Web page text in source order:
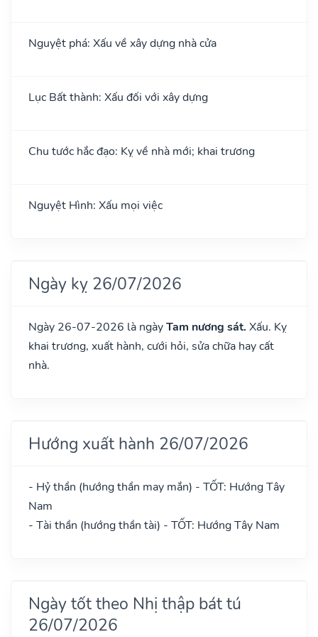
Nguyệt phá: Xấu về xây dựng nhà cửa
Lục Bất thành: Xấu đối với xây dựng
Chu tước hắc đạo: Kỵ về nhà mới; khai trương
Nguyệt Hình: Xấu mọi việc
Ngày kỵ 26/07/2026
Ngày 26-07-2026 là ngàyTam nương sát. Xấu. Kỵ
khai trương, xuất hành, cưới hỏi, sửa chữa hay cất
nhà.
Hướng xuất hành 26/07/2026
- Hỷ thần (hướng thần may mắn) - TỐT: Hướng Tây
Nam
- Tài thần (hướng thần tài) - TỐT: Hướng Tây Nam
Ngày tốt theo Nhị thập bát tú
26/07/2026